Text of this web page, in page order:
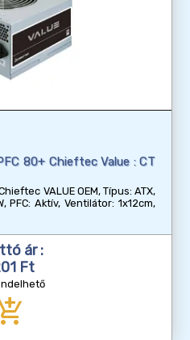
80+ Chieftec Value : CT
VALUE OEM, Típus: ATX,
PFC: Aktív, Ventilátor: 1x12cm,
ár :
Ft